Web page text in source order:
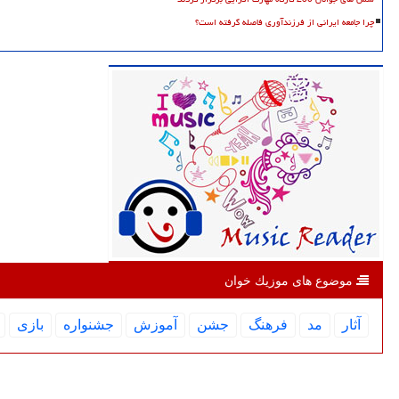
چرا جامعه ایرانی از فرزندآوری فاصله گرفته است؟
موضوع های موزیك خوان
آثار مد فرهنگ جشن آموزش جشنواره بازی